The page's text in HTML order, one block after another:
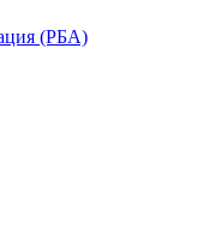
(РБА)